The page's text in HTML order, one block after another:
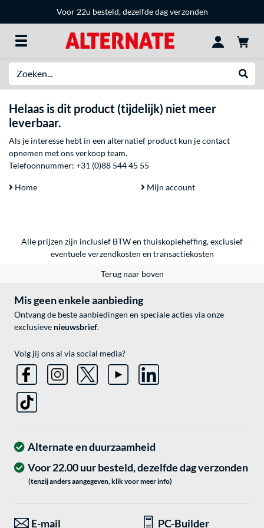
Voor 22u besteld, dezelfde dag verzonden
Helaas is dit product (tijdelijk) niet meer
leverbaar.
Als je interesse hebt in een alternatief product kun je contact
opnemen met ons verkoop team.
Telefoonnummer: +31 (0)88 544 45 55
Home Mijn account
Alle prijzen zijn inclusief BTW en thuiskopieheffing, exclusief
eventueleverzendkosten en transactiekosten
Terug naar boven
Mis geen enkele aanbieding
Ontvang de beste aanbiedingen en speciale acties via onze
exclusieve nieuwsbrief.
Volg jij ons al via social media?
Alternate en duurzaamheid
Voor 22.00 uur besteld, dezelfde dag verzonden
(tenzij anders aangegeven, klik voor meer info)
E-mail PC-Builder